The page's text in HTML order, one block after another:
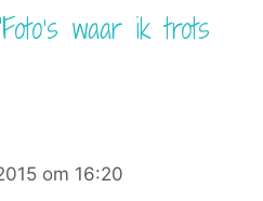
waar ik trots
om 16:20